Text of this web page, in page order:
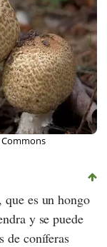
Commons
que es un hongo
y se puede
de coníferas